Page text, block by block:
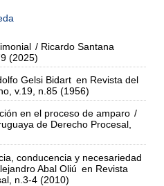
/ Ricardo Santana
(2025)
Gelsi Bidart en Revista del
v.19, n.85 (1956)
en el proceso de amparo /
de Derecho Procesal,
conducencia y necesariedad
Abal Oliú en Revista
n.3-4 (2010)